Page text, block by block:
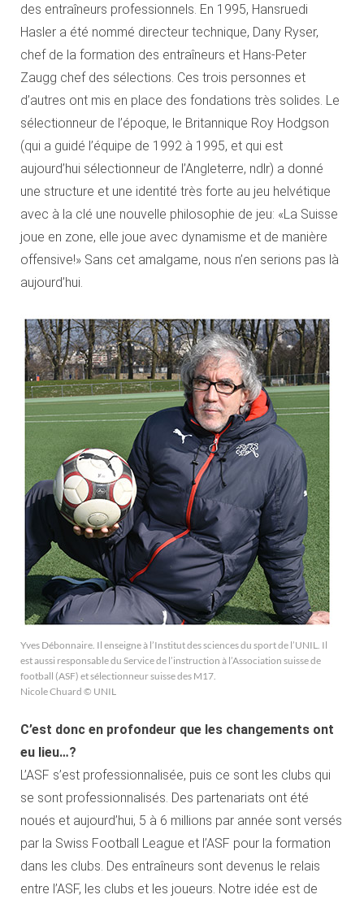
des entraîneurs professionnels. En 1995, Hansruedi
Hasler a été nommé directeur technique, Dany Ryser,
chef de la formation des entraîneurs et Hans-Peter
Zaugg chef des sélections. Ces trois personnes et
d’autres ont mis en place des fondations très solides. Le
sélectionneur de l’époque, le Britannique Roy Hodgson
(qui a guidé l’équipe de 1992 à 1995, et qui est
aujourd’hui sélectionneur de l’Angleterre, ndlr) a donné
une structure et une identité très forte au jeu helvétique
avec à la clé une nouvelle philosophie de jeu: «La Suisse
joue en zone, elle joue avec dynamisme et de manière
offensive!» Sans cet amalgame, nous n’en serions pas là
aujourd’hui.
Yves Débonnaire. Il enseigne à l’Institut des sciences du sport de l’UNIL. Il
est aussi responsable du Service de l’instruction à l’Association suisse de
football (ASF) et sélectionneur suisse des M17.
Nicole Chuard © UNIL
C’est donc en profondeur que les changements ont
eu lieu…?
L’ASF s’est professionnalisée, puis ce sont les clubs qui
se sont professionnalisés. Des partenariats ont été
noués et aujourd’hui, 5 à 6 millions par année sont versés
par la Swiss Football League et l’ASF pour la formation
dans les clubs. Des entraîneurs sont devenus le relais
entre l’ASF, les clubs et les joueurs. Notre idée est de